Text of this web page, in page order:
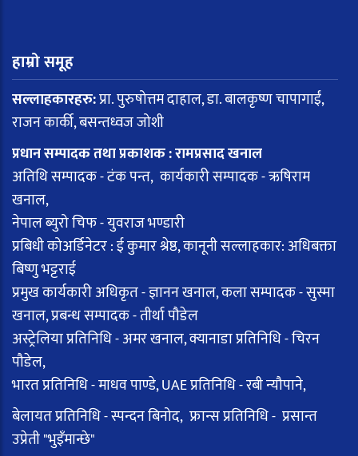
हाम्रो समूह
सल्लाहकारहरु:प्रा. पुरुषोत्तम दाहाल, डा. बालकृष्ण चापागाईं,
राजन कार्की, बसन्तध्वज जोशी
प्रधान सम्पादक तथा प्रकाशक : रामप्रसाद खनाल
अतिथि सम्पादक - टंक पन्त, कार्यकारी सम्पादक - ऋषिराम
खनाल,
नेपाल ब्युरो चिफ - युवराज भण्डारी
प्रबिधी कोअर्डिनेटर : ई कुमार श्रेष्ठ, कानूनी सल्लाहकार: अधिबक्ता
बिष्णु भट्टराई
प्रमुख कार्यकारी अधिकृत - ज्ञानन खनाल, कला सम्पादक - सुस्मा
खनाल, प्रबन्ध सम्पादक - तीर्था पौडेल
अस्ट्रेलिया प्रतिनिधि - अमर खनाल, क्यानाडा प्रतिनिधि - चिरन
पौडेल,
भारत प्रतिनिधि - माधव पाण्डे, UAE प्रतिनिधि - रबी न्यौपाने,
बेलायत प्रतिनिधि - स्पन्दन बिनोद, फ्रान्स प्रतिनिधि - प्रसान्त
उप्रेती "भुइँमान्छे"